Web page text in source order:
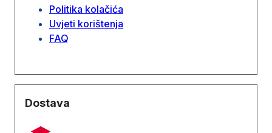
Politika kolačića
Uvjeti korištenja
FAQ
Dostava